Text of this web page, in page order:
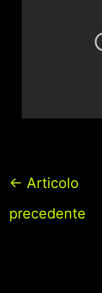
← Articolo
precedente